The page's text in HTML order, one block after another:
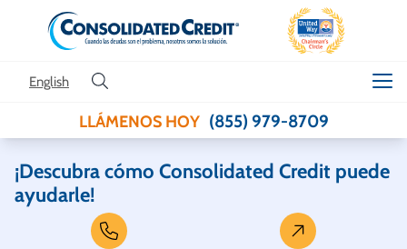
Skip to content
English
LLÁMENOS HOY (855) 979-8709
¡Descubra cómo Consolidated Credit puede
ayudarle!